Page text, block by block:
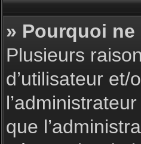
» Pourquoi
Plusieurs
d’utilisateur
que